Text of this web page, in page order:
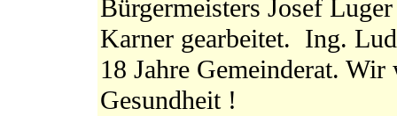
Bürgermeisters Josef
Karner gearbeitet. Ing.
18 Jahre Gemeinderat.
Gesundheit !